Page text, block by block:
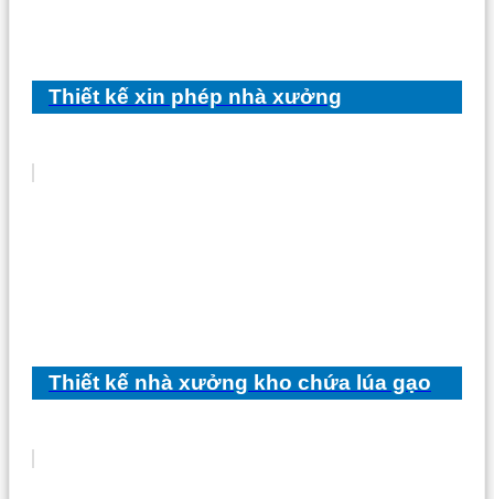
Thiết kế xin phép nhà xưởng
Thiết kế nhà xưởng kho chứa lúa gạo